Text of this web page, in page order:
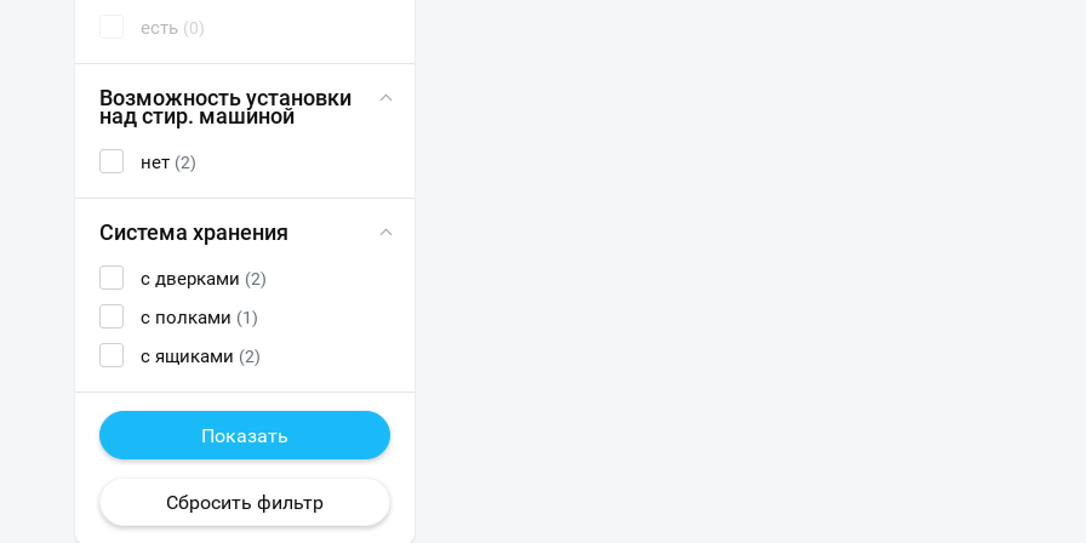
есть (0)
Возможность установки
над стир. машиной
нет (2)
Система хранения
с дверками (2)
с полками (1)
с ящиками (2)